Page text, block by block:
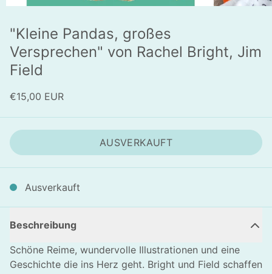
"Kleine Pandas, großes
Versprechen" von Rachel Bright, Jim
Field
€15,00 EUR
AUSVERKAUFT
Ausverkauft
Beschreibung
Schöne Reime, wundervolle Illustrationen und eine
Geschichte die ins Herz geht. Bright und Field schaffen